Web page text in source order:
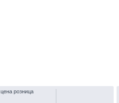
цена розница